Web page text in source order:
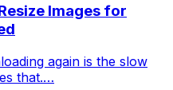
Images for
again is the slow
that.…